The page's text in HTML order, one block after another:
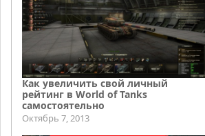
Как увеличить свой личный
рейтинг в World of Tanks
самостоятельно
Октябрь 7, 2013